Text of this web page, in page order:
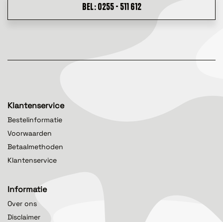
BEL: 0255 - 511 612
Klantenservice
Bestelinformatie
Voorwaarden
Betaalmethoden
Klantenservice
Informatie
Over ons
Disclaimer